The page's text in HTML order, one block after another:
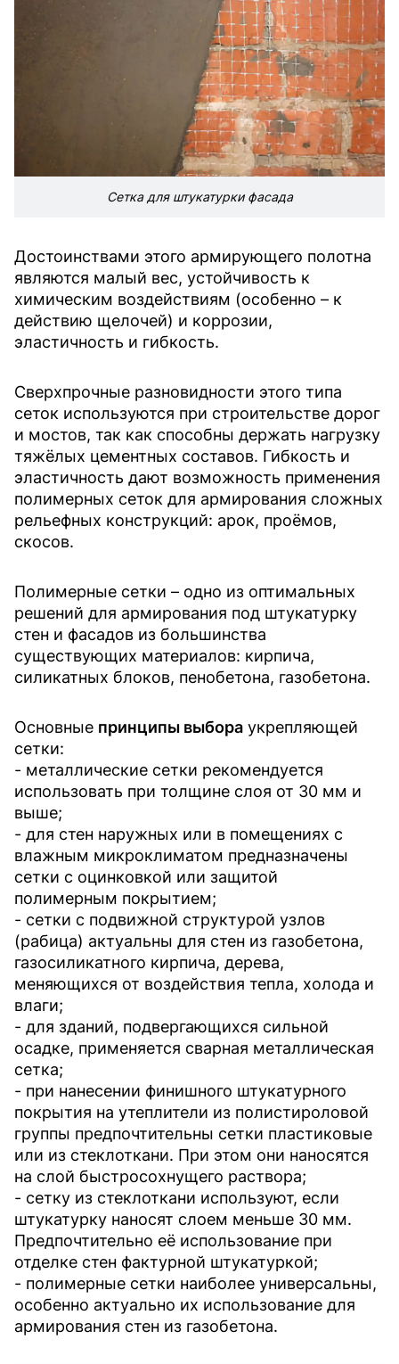
Сетка для штукатурки фасада
Достоинствами этого армирующего полотна
являются малый вес, устойчивость к
химическим воздействиям (особенно – к
действию щелочей) и коррозии,
эластичность и гибкость.
Сверхпрочные разновидности этого типа
сеток используются при строительстве дорог
и мостов, так как способны держать нагрузку
тяжёлых цементных составов. Гибкость и
эластичность дают возможность применения
полимерных сеток для армирования сложных
рельефных конструкций: арок, проёмов,
скосов.
Полимерные сетки – одно из оптимальных
решений для армирования под штукатурку
стен и фасадов из большинства
существующих материалов: кирпича,
силикатных блоков, пенобетона, газобетона.
Основные принципы выбора укрепляющей
сетки:
- металлические сетки рекомендуется
использовать при толщине слоя от 30 мм и
выше;
- для стен наружных или в помещениях с
влажным микроклиматом предназначены
сетки с оцинковкой или защитой
полимерным покрытием;
- сетки с подвижной структурой узлов
(рабица) актуальны для стен из газобетона,
газосиликатного кирпича, дерева,
меняющихся от воздействия тепла, холода и
влаги;
- для зданий, подвергающихся сильной
осадке, применяется сварная металлическая
сетка;
- при нанесении финишного штукатурного
покрытия на утеплители из полистироловой
группы предпочтительны сетки пластиковые
или из стеклоткани. При этом они наносятся
на слой быстросохнущего раствора;
- сетку из стеклоткани используют, если
штукатурку наносят слоем меньше 30 мм.
Предпочтительно её использование при
отделке стен фактурной штукатуркой;
- полимерные сетки наиболее универсальны,
особенно актуально их использование для
армирования стен из газобетона.